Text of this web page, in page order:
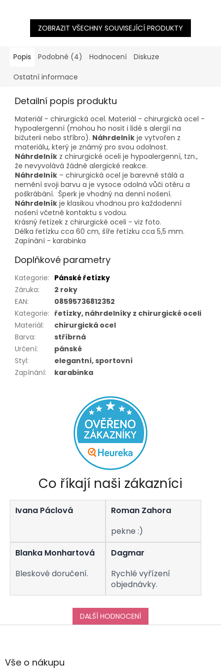
ZOBRAZIT VŠECHNY SOUVISEJÍCÍ PRODUKTY
Popis Podobné (4) Hodnocení Diskuze
Ostatní informace
Detailní popis produktu
Materiál - chirurgická ocel. Materiál - chirurgická ocel -
hypoalergenní (mohou ho nosit i lidé s alergií na
bižuterii nebo stříbro). Náhrdelník je vytvořen z
materiálu, který je známý pro svou odolnost.
Náhrdelník z chirurgické oceli je hypoalergenní, tzn.,
že nevyvolává žádné alergické reakce.
Náhrdelník – chirurgická ocel je barevně stálá a
nemění svoji barvu a je vysoce odolná vůči otěru a
poškrábání. Šperk je vhodný na denní nošení.
Náhrdelník je klasikou vhodnou pro každodenní
nošení včetně kontaktu s vodou.
Krásný řetízek z chirurgické oceli - viz foto.
Délka řetízku cca 60 cm, šíře řetízku cca 5,5 mm.
Zapínání - karabinka
Doplňkové parametry
Kategorie: Pánské řetízky
Záruka:
2 roky
EAN:
08595736812352
Kategorie: řetízky, náhrdelníky z chirurgické oceli
Materiál:
chirurgická ocel
Barva:
stříbrná
Určení:
pánské
Styl:
elegantní, sportovní
Zapínání: karabinka
Co říkají naši zákazníci
Ivana Páclová
Roman Zahora
pekne :)
Blanka Monhartová
Bleskové doručení.
Dagmar
Rychlé vyřízení
objednávky.
DALŠÍ HODNOCENÍ
Z
aVše o nákupu